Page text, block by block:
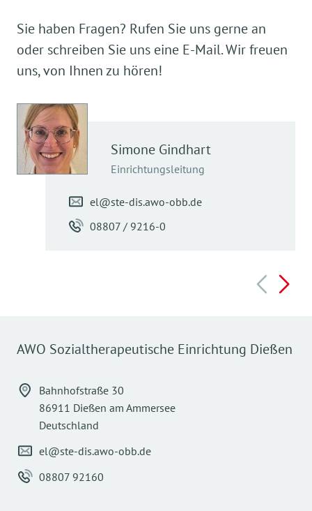
Sie haben Fragen? Rufen Sie uns gerne an
oder schreiben Sie uns eine E-Mail. Wir freuen
uns, von Ihnen zu hören!
Simone Gindhart
Einrichtungsleitung
el@ste-dis.awo-obb.de
08807 / 9216-0
AWO Sozialtherapeutische Einrichtung Dießen
Bahnhofstraße 30
86911 Dießen am Ammersee
Deutschland
el@ste-dis.awo-obb.de
08807 92160